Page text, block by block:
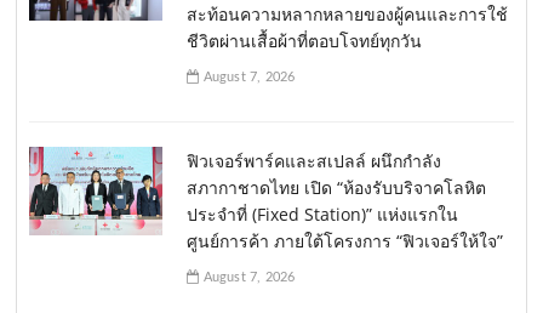
สะท้อนความหลากหลายของผู้คนและการใช้
ชีวิตผ่านเสื้อผ้าที่ตอบโจทย์ทุกวัน
August 7, 2026
ฟิวเจอร์พาร์คและสเปลล์ ผนึกกำลัง
สภากาชาดไทย เปิด “ห้องรับบริจาคโลหิต
ประจำที่ (Fixed Station)” แห่งแรกใน
ศูนย์การค้า ภายใต้โครงการ “ฟิวเจอร์ให้ใจ”
August 7, 2026